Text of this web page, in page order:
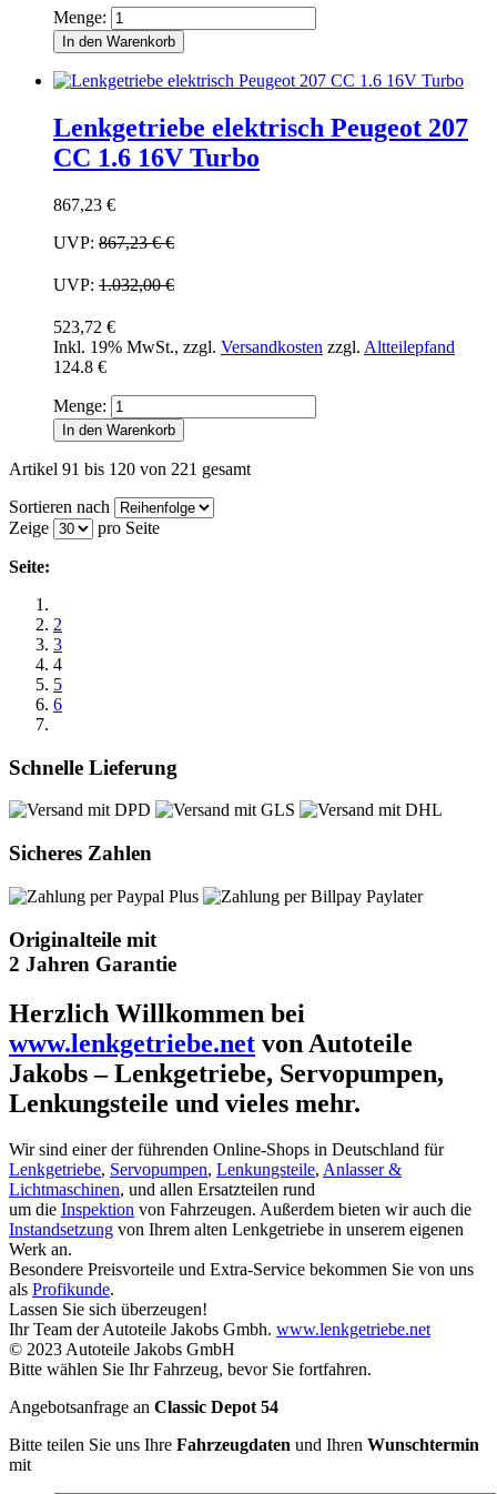
Menge:
In den Warenkorb
Lenkgetriebe elektrisch Peugeot 207
CC 1.6 16V Turbo
867,23 €
UVP: 867,23 €€
UVP: 1.032,00 €
523,72 €
Inkl. 19% MwSt., zzgl. Versandkosten zzgl. Altteilepfand
124.8 €
Menge:
In den Warenkorb
Artikel 91 bis 120 von 221 gesamt
Sortieren nach
Zeige
pro Seite
Seite:
2
3
4
5
6
Schnelle Lieferung
Sicheres Zahlen
Originalteile mit
2 Jahren Garantie
Herzlich Willkommen bei
www.lenkgetriebe.net von Autoteile
Jakobs – Lenkgetriebe, Servopumpen,
Lenkungsteile und vieles mehr.
Wir sind einer der führenden Online-Shops in Deutschland für
Lenkgetriebe, Servopumpen, Lenkungsteile, Anlasser &
Lichtmaschinen, und allen Ersatzteilen rund
um die Inspektion von Fahrzeugen. Außerdem bieten wir auch die
Instandsetzung von Ihrem alten Lenkgetriebe in unserem eigenen
Werk an.
Besondere Preisvorteile und Extra-Service bekommen Sie von uns
als Profikunde.
Lassen Sie sich überzeugen!
Ihr Team der Autoteile Jakobs Gmbh. www.lenkgetriebe.net
© 2023 Autoteile Jakobs GmbH
Bitte wählen Sie Ihr Fahrzeug, bevor Sie fortfahren.
Angebotsanfrage an Classic Depot 54
Bitte teilen Sie uns Ihre Fahrzeugdaten und Ihren Wunschtermin
mit